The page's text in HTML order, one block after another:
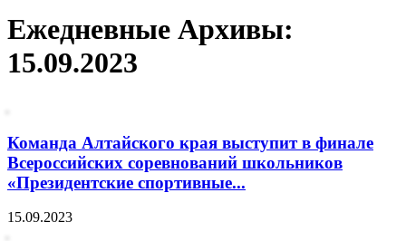
Ежедневные Архивы:
15.09.2023
Команда Алтайского края выступит в финале
Всероссийских соревнований школьников
«Президентские спортивные...
15.09.2023